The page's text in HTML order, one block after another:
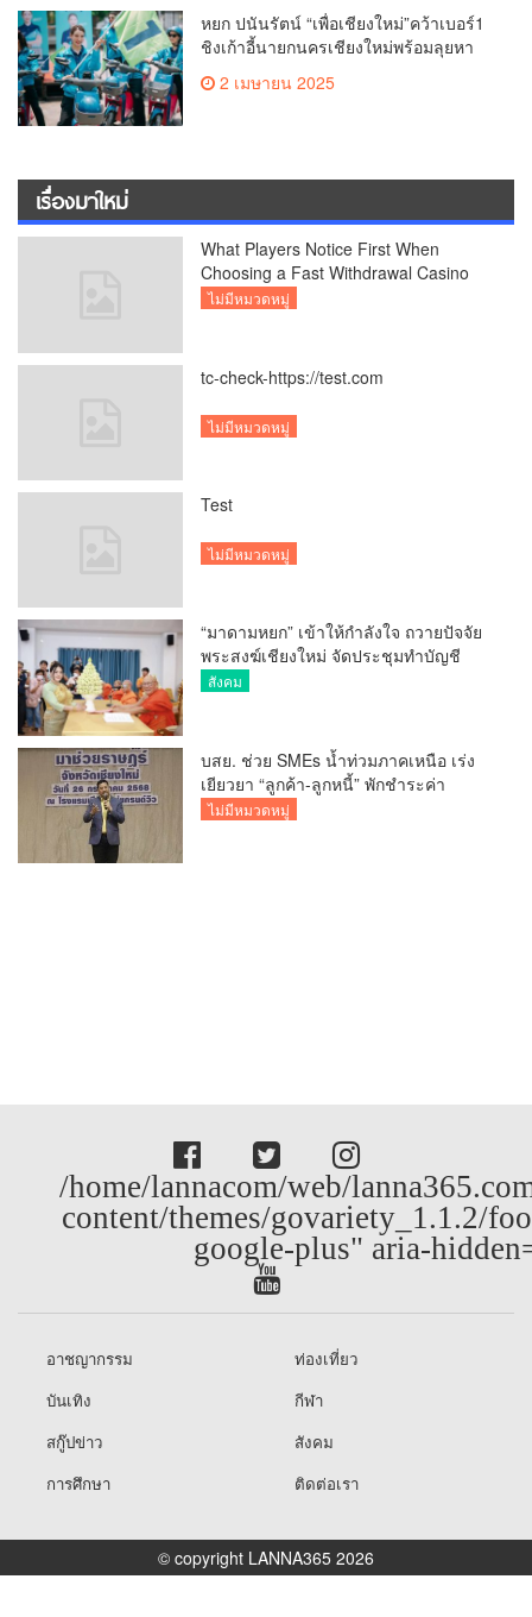
2,132 ล้านบาท
หยก ปนันรัตน์ “เพื่อเชียงใหม่”คว้าเบอร์1
ชิงเก้าอี้นายกนครเชียงใหม่พร้อมลุยหา
เสียงเต็มที่
2 เมษายน 2025
เรื่องมาใหม่
What Players Notice First When
Choosing a Fast Withdrawal Casino
UK
ไม่มีหมวดหมู่
tc-check-https://test.com
ไม่มีหมวดหมู่
Test
ไม่มีหมวดหมู่
“มาดามหยก” เข้าให้กำลังใจ ถวายปัจจัย
พระสงฆ์เชียงใหม่ จัดประชุมทำบัญชี
รายรับรายจ่ายของวัด กว่า 300 รูป ที่วัด
สังคม
บสย. ช่วย SMEs น้ำท่วมภาคเหนือ เร่ง
เยียวยา “ลูกค้า-ลูกหนี้” พักชำระค่า
ธรรมเนียม-ค่างวด
ไม่มีหมวดหมู่
/home/lannacom/web/
content/themes/govariety_1.1.2/
google-plus" aria-
อาชญากรรม
ท่องเที่ยว
บันเทิง
กีฬา
สกู๊ปข่าว
สังคม
การศึกษา
ติดต่อเรา
© copyright LANNA365 2026